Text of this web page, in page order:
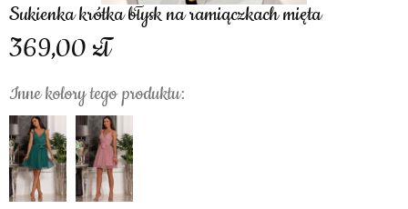
Sukienka krótka błysk na ramiączkach mięta
369,00
Inne kolory tego produktu: